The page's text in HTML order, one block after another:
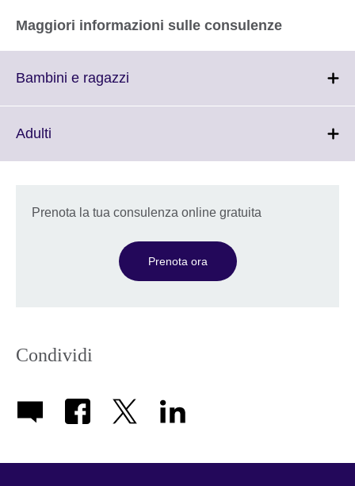
Maggiori informazioni sulle consulenze
Bambini e ragazzi
Adulti
information
Prenota la tua consulenza online gratuita
Prenota ora
Condividi